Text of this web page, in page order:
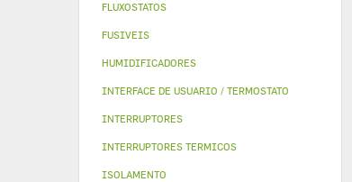
FLUXOSTATOS
FUSIVEIS
HUMIDIFICADORES
INTERFACE DE USUARIO / TERMOSTATO
INTERRUPTORES
INTERRUPTORES TERMICOS
ISOLAMENTO